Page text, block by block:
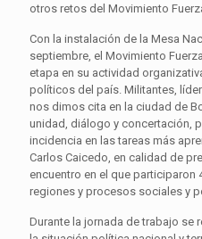
otros retos del Movimiento
Con la instalación de la Mesa
septiembre, el Movimiento
etapa en su actividad
políticos del país. Militantes,
nos dimos cita en la ciudad de
unidad, diálogo y concertación,
incidencia en las tareas más
Carlos Caicedo, en calidad de
encuentro en el que
regiones y procesos sociales y
Durante la jornada de trabajo se